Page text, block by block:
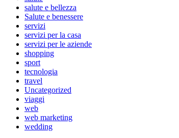
salute e bellezza
Salute e benessere
servizi
servizi per la casa
servizi per le aziende
shopping
sport
tecnologia
travel
Uncategorized
viaggi
web
web marketing
wedding